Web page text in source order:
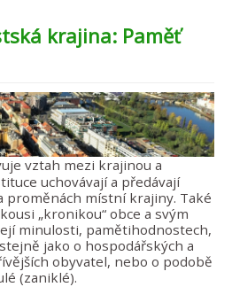
krajina: Paměť
vztah mezi krajinou a
uchovávají a předávají
proměnách místní krajiny. Také
„kronikou“ obce a svým
minulosti, pamětihodnostech,
jako o hospodářských a
obyvatel, nebo o podobě
(zaniklé).